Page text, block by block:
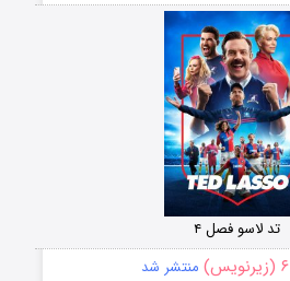
تد لاسو فصل ۴
۶ (زیرنویس) منتشر شد